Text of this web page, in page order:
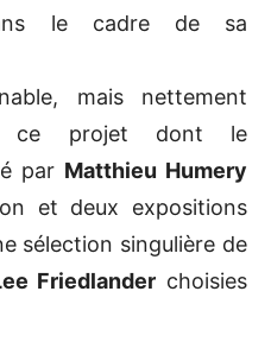
le cadre de sa
mais nettement
ce projet dont le
par Matthieu Humery
et deux expositions
sélection singulière de
Friedlander choisies